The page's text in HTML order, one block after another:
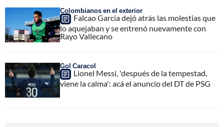
Colombianos en el exterior
Falcao García dejó atrás las molestias que
lo aquejaban y se entrenó nuevamente con
Rayo Vallecano
Gol Caracol
Lionel Messi, 'después de la tempestad,
viene la calma': acá el anuncio del DT de PSG